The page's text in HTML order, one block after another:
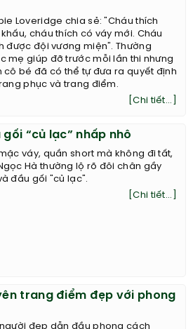
Loveridge chia sẻ: "Cháu thích
cháu thích có váy mới. Cháu
được đội vương miện". Thường
mẹ giúp đỡ trước mỗi lần thi nhưng
cô bé đã có thể tự đưa ra quyết định
phục và trang điểm.
[Chi tiết...]
gối “củ lạc” nhấp nhô
váy, quần short mà không đi tất,
Hà thường lộ rõ đôi chân gầy
đầu gối "củ lạc".
[Chi tiết...]
trang điểm đẹp với phong
người đẹp dẫn đầu phong cách